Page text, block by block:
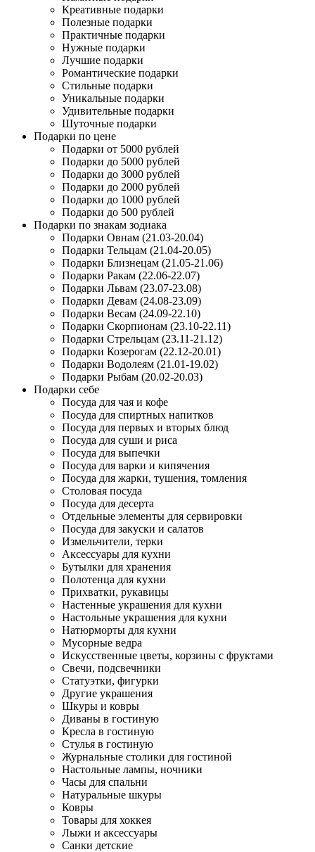
Креативные подарки
Полезные подарки
Практичные подарки
Нужные подарки
Лучшие подарки
Романтические подарки
Стильные подарки
Уникальные подарки
Удивительные подарки
Шуточные подарки
Подарки по цене
Подарки от 5000 рублей
Подарки до 5000 рублей
Подарки до 3000 рублей
Подарки до 2000 рублей
Подарки до 1000 рублей
Подарки до 500 рублей
Подарки по знакам зодиака
Подарки Овнам (21.03-20.04)
Подарки Тельцам (21.04-20.05)
Подарки Близнецам (21.05-21.06)
Подарки Ракам (22.06-22.07)
Подарки Львам (23.07-23.08)
Подарки Девам (24.08-23.09)
Подарки Весам (24.09-22.10)
Подарки Скорпионам (23.10-22.11)
Подарки Стрельцам (23.11-21.12)
Подарки Козерогам (22.12-20.01)
Подарки Водолеям (21.01-19.02)
Подарки Рыбам (20.02-20.03)
Подарки себе
Посуда для чая и кофе
Посуда для спиртных напитков
Посуда для первых и вторых блюд
Посуда для суши и риса
Посуда для выпечки
Посуда для варки и кипячения
Посуда для жарки, тушения, томления
Столовая посуда
Посуда для десерта
Отдельные элементы для сервировки
Посуда для закуски и салатов
Измельчители, терки
Аксессуары для кухни
Бутылки для хранения
Полотенца для кухни
Прихватки, рукавицы
Настенные украшения для кухни
Настольные украшения для кухни
Натюрморты для кухни
Мусорные ведра
Искусственные цветы, корзины с фруктами
Свечи, подсвечники
Статуэтки, фигурки
Другие украшения
Шкуры и ковры
Диваны в гостиную
Кресла в гостиную
Стулья в гостиную
Журнальные столики для гостиной
Настольные лампы, ночники
Часы для спальни
Натуральные шкуры
Ковры
Товары для хоккея
Лыжи и аксессуары
Санки детские